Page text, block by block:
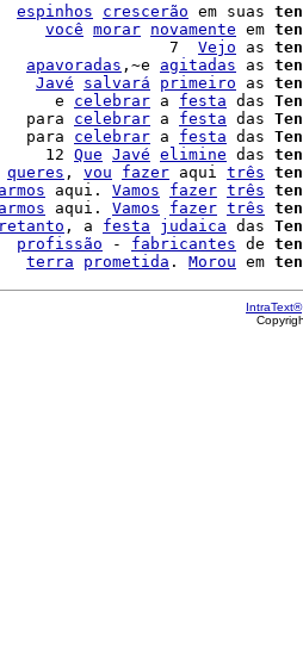
espinhos crescerão em suas
você morar novamente em
7 Vejo as
apavoradas ,~e agitadas as
Javé salvará primeiro as
e celebrar a festa das
para celebrar a festa das
para celebrar a festa das
12 Que Javé elimine das
queres , vou fazer aqui três
aqui. Vamos fazer três
aqui. Vamos fazer três
, a festa judaica das
profissão - fabricantes de
terra prometida . Morou em
IntraText®